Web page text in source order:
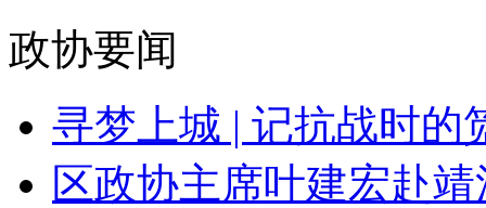
政协要闻
寻梦上城 | 记抗战时的
区政协主席叶建宏赴